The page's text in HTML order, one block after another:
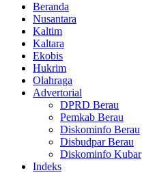
Beranda
Nusantara
Kaltim
Kaltara
Ekobis
Hukrim
Olahraga
Advertorial
DPRD Berau
Pemkab Berau
Diskominfo Berau
Disbudpar Berau
Diskominfo Kubar
Indeks